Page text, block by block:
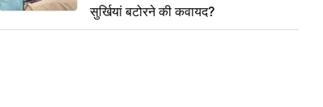
सुर्खियां बटोरने की कवायद?